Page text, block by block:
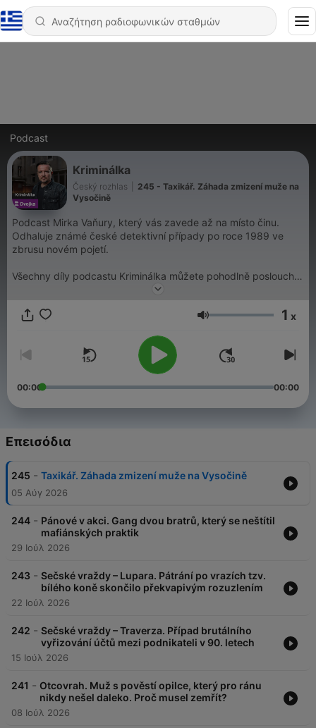
Podcast
Kriminálka
Český rozhlas
245 - Taxikář. Záhada zmizení muže na
Vysočině
Podcast Mirka Vaňury, který vás zavede až na místo činu.
Odhaluje známé české detektivní případy po roce 1989 ve
zbrusu novém pojetí.
Všechny díly podcastu Kriminálka můžete pohodlně poslouchat
v mobilní aplikaci mujRozhlas pro
Ένταση 1 x
00:00 00:00
Επεισόδια
245 - Taxikář. Záhada zmizení muže na Vysočině
05 Αύγ 2026
244 - Pánové v akci. Gang dvou bratrů, který se neštítil
mafiánských praktik
29 Ιούλ 2026
243 - Sečské vraždy – Lupara. Pátrání po vrazích tzv.
bílého koně skončilo překvapivým rozuzlením
22 Ιούλ 2026
242 - Sečské vraždy – Traverza. Případ brutálního
vyřizování účtů mezi podnikateli v 90. letech
15 Ιούλ 2026
241 - Otcovrah. Muž s pověstí opilce, který pro ránu
nikdy nešel daleko. Proč musel zemřít?
08 Ιούλ 2026